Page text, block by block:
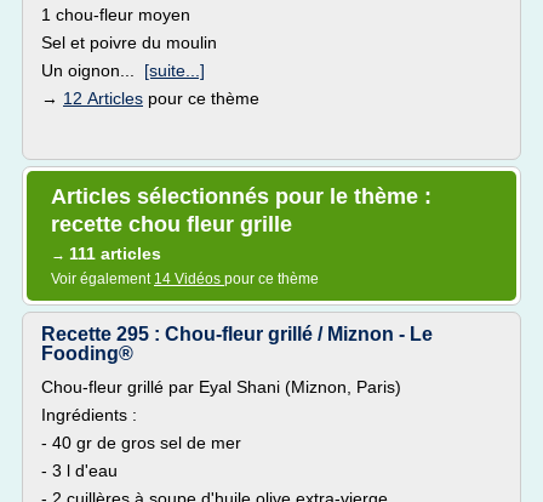
1 chou-fleur moyen
Sel et poivre du moulin
Un oignon... [suite...]
→ 12 Articles pour ce thème
Articles sélectionnés pour le thème :
recette chou fleur grille
→ 111 articles
Voir également 14 Vidéos pour ce thème
Recette 295 : Chou-fleur grillé / Miznon - Le
Fooding®
Chou-fleur grillé par Eyal Shani (Miznon, Paris)
Ingrédients :
- 40 gr de gros sel de mer
- 3 l d'eau